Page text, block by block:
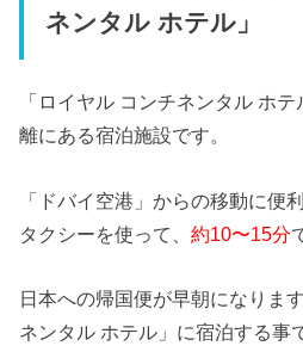
ネンタル ホテル」
「ロイヤル コンチネンタル ホ
離にある宿泊施設です。
「ドバイ空港」からの移動に便
タクシーを使って、約10〜15分
日本への帰国便が早朝になりま
ネンタル ホテル」に宿泊する事